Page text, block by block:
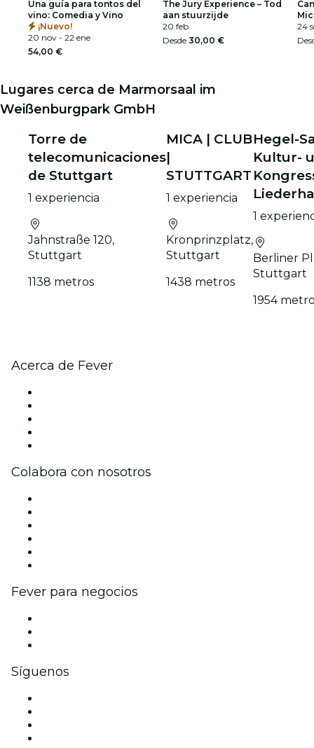
Una guía para tontos del
vino: Comedia y Vino
¡Nuevo!
20 nov - 22 ene
54,00 €
The Jury Experience – Tod
aan stuurzijde
20 feb
Desde 30,00 €
24
Lugares cerca de Marmorsaal im
Weißenburgpark GmbH
Torre de
telecomunicaciones
de Stuttgart
1 experiencia
Jahnstraße 120,
Stuttgart
1138 metros
MICA | CLUB
|
STUTTGART
1 experiencia
Kronprinzplatz,
Stuttgart
1438 metros
Hegel-
Kultur-
1
Berliner
Stuttgart
1954
Acerca de Fever
Colabora con nosotros
Fever para negocios
Síguenos